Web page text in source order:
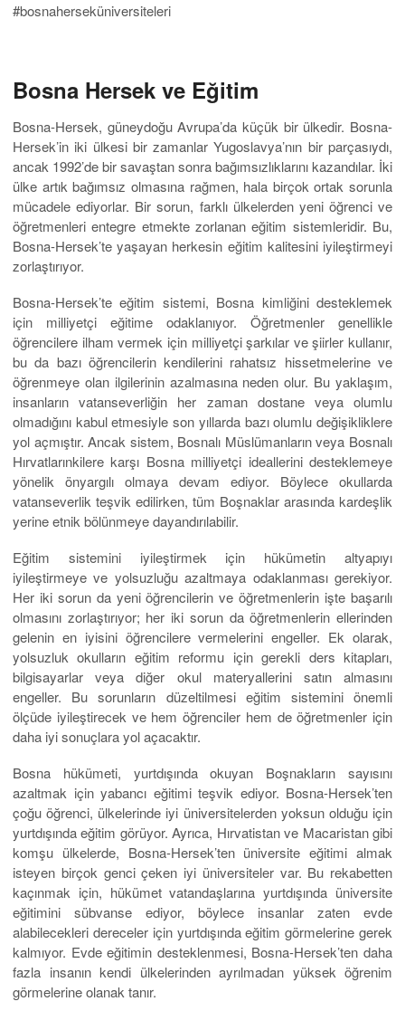
#bosnaherseküniversiteleri
Bosna Hersek ve Eğitim
Bosna-Hersek, güneydoğu Avrupa’da küçük bir ülkedir. Bosna-
Hersek’in iki ülkesi bir zamanlar Yugoslavya’nın bir parçasıydı,
ancak 1992’de bir savaştan sonra bağımsızlıklarını kazandılar. İki
ülke artık bağımsız olmasına rağmen, hala birçok ortak sorunla
mücadele ediyorlar. Bir sorun, farklı ülkelerden yeni öğrenci ve
öğretmenleri entegre etmekte zorlanan eğitim sistemleridir. Bu,
Bosna-Hersek’te yaşayan herkesin eğitim kalitesini iyileştirmeyi
zorlaştırıyor.
Bosna-Hersek’te eğitim sistemi, Bosna kimliğini desteklemek
için milliyetçi eğitime odaklanıyor. Öğretmenler genellikle
öğrencilere ilham vermek için milliyetçi şarkılar ve şiirler kullanır,
bu da bazı öğrencilerin kendilerini rahatsız hissetmelerine ve
öğrenmeye olan ilgilerinin azalmasına neden olur. Bu yaklaşım,
insanların vatanseverliğin her zaman dostane veya olumlu
olmadığını kabul etmesiyle son yıllarda bazı olumlu değişikliklere
yol açmıştır. Ancak sistem, Bosnalı Müslümanların veya Bosnalı
Hırvatlarınkilere karşı Bosna milliyetçi ideallerini desteklemeye
yönelik önyargılı olmaya devam ediyor. Böylece okullarda
vatanseverlik teşvik edilirken, tüm Boşnaklar arasında kardeşlik
yerine etnik bölünmeye dayandırılabilir.
Eğitim sistemini iyileştirmek için hükümetin altyapıyı
iyileştirmeye ve yolsuzluğu azaltmaya odaklanması gerekiyor.
Her iki sorun da yeni öğrencilerin ve öğretmenlerin işte başarılı
olmasını zorlaştırıyor; her iki sorun da öğretmenlerin ellerinden
gelenin en iyisini öğrencilere vermelerini engeller. Ek olarak,
yolsuzluk okulların eğitim reformu için gerekli ders kitapları,
bilgisayarlar veya diğer okul materyallerini satın almasını
engeller. Bu sorunların düzeltilmesi eğitim sistemini önemli
ölçüde iyileştirecek ve hem öğrenciler hem de öğretmenler için
daha iyi sonuçlara yol açacaktır.
Bosna hükümeti, yurtdışında okuyan Boşnakların sayısını
azaltmak için yabancı eğitimi teşvik ediyor. Bosna-Hersek’ten
çoğu öğrenci, ülkelerinde iyi üniversitelerden yoksun olduğu için
yurtdışında eğitim görüyor. Ayrıca, Hırvatistan ve Macaristan gibi
komşu ülkelerde, Bosna-Hersek’ten üniversite eğitimi almak
isteyen birçok genci çeken iyi üniversiteler var. Bu rekabetten
kaçınmak için, hükümet vatandaşlarına yurtdışında üniversite
eğitimini sübvanse ediyor, böylece insanlar zaten evde
alabilecekleri dereceler için yurtdışında eğitim görmelerine gerek
kalmıyor. Evde eğitimin desteklenmesi, Bosna-Hersek’ten daha
fazla insanın kendi ülkelerinden ayrılmadan yüksek öğrenim
görmelerine olanak tanır.